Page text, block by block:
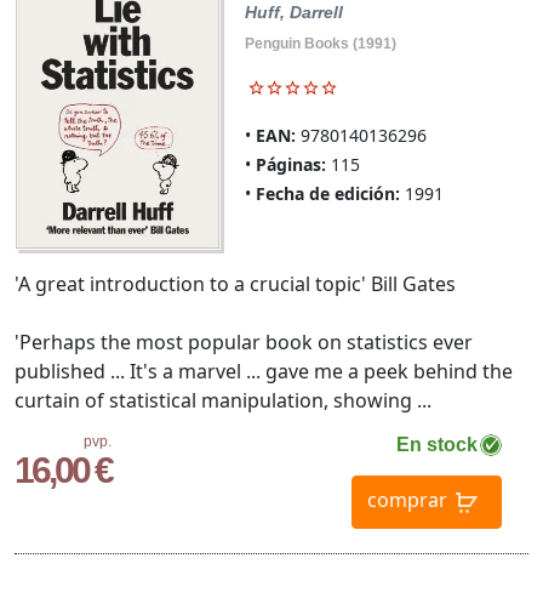
Huff, Darrell
Penguin Books (1991)
EAN: 9780140136296
Páginas: 115
Fecha de edición: 1991
pvp.
16,00 €
En stock
comprar
'A great introduction to a crucial topic' Bill Gates
'Perhaps the most popular book on statistics ever
published ... It's a marvel ... gave me a peek behind the
curtain of statistical manipulation, showing ...